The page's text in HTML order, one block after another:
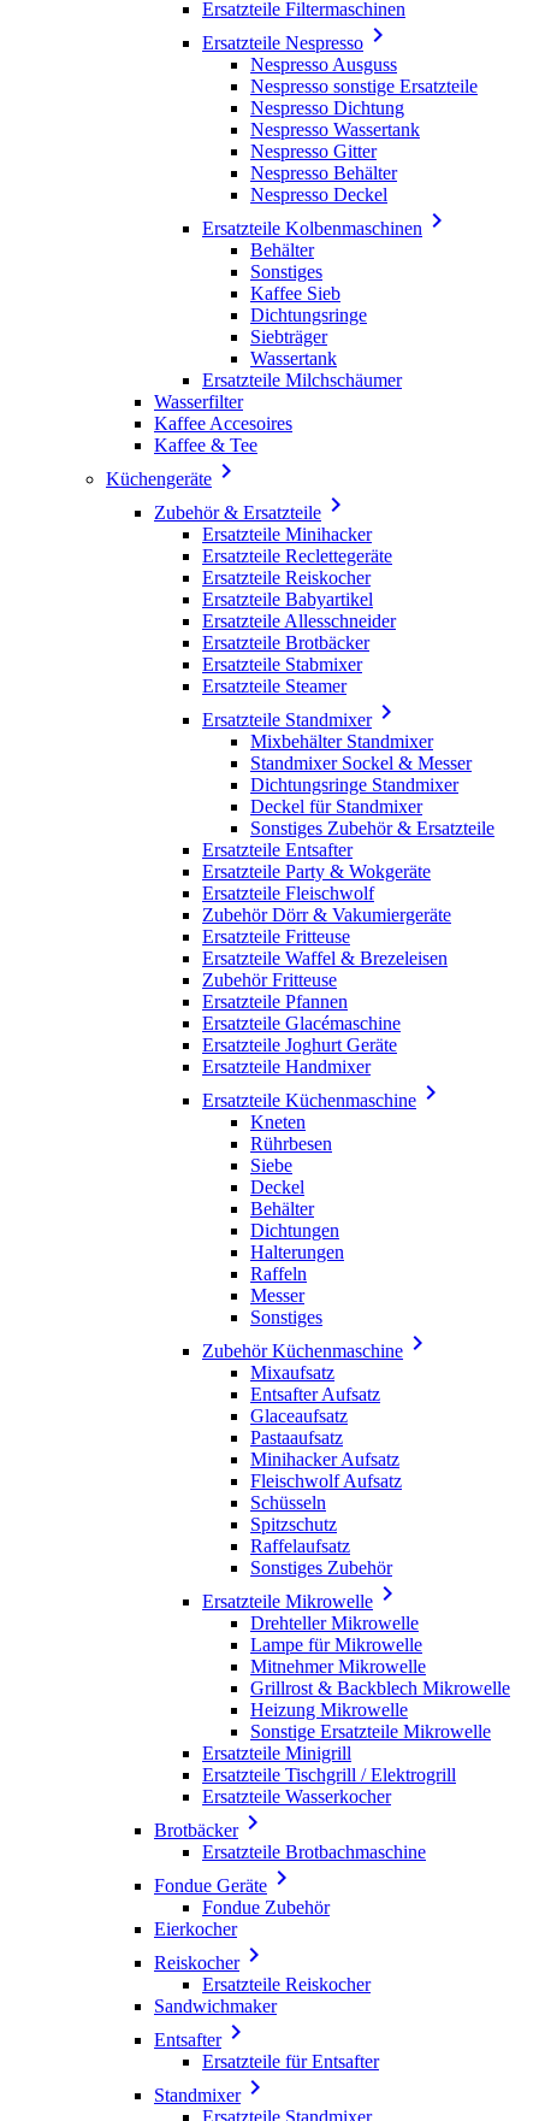
Ersatzteile Filtermaschinen
Ersatzteile Nespresso 
Nespresso Ausguss
Nespresso sonstige Ersatzteile
Nespresso Dichtung
Nespresso Wassertank
Nespresso Gitter
Nespresso Behälter
Nespresso Deckel
Ersatzteile Kolbenmaschinen 
Behälter
Sonstiges
Kaffee Sieb
Dichtungsringe
Siebträger
Wassertank
Ersatzteile Milchschäumer
Wasserfilter
Kaffee Accesoires
Kaffee & Tee
Küchengeräte 
Zubehör & Ersatzteile 
Ersatzteile Minihacker
Ersatzteile Reclettegeräte
Ersatzteile Reiskocher
Ersatzteile Babyartikel
Ersatzteile Allesschneider
Ersatzteile Brotbäcker
Ersatzteile Stabmixer
Ersatzteile Steamer
Ersatzteile Standmixer
Mixbehälter Standmixer
Standmixer Sockel & Messer
Dichtungsringe Standmixer
Deckel für Standmixer
Sonstiges Zubehör & Ersatzteile
Ersatzteile Entsafter
Ersatzteile Party & Wokgeräte
Ersatzteile Fleischwolf
Zubehör Dörr & Vakumiergeräte
Ersatzteile Fritteuse
Ersatzteile Waffel & Brezeleisen
Zubehör Fritteuse
Ersatzteile Pfannen
Ersatzteile Glacémaschine
Ersatzteile Joghurt Geräte
Ersatzteile Handmixer
Ersatzteile Küchenmaschine 
Kneten
Rührbesen
Siebe
Deckel
Behälter
Dichtungen
Halterungen
Raffeln
Messer
Sonstiges
Zubehör Küchenmaschine 
Mixaufsatz
Entsafter Aufsatz
Glaceaufsatz
Pastaaufsatz
Minihacker Aufsatz
Fleischwolf Aufsatz
Schüsseln
Spitzschutz
Raffelaufsatz
Sonstiges Zubehör
Ersatzteile Mikrowelle 
Drehteller Mikrowelle
Lampe für Mikrowelle
Mitnehmer Mikrowelle
Grillrost & Backblech Mikrowelle
Heizung Mikrowelle
Sonstige Ersatzteile Mikrowelle
Ersatzteile Minigrill
Ersatzteile Tischgrill / Elektrogrill
Ersatzteile Wasserkocher
Brotbäcker
Ersatzteile Brotbachmaschine
Fondue Geräte 
Fondue Zubehör
Eierkocher
Reiskocher
Ersatzteile Reiskocher
Sandwichmaker
Entsafter
Ersatzteile für Entsafter
Standmixer
Ersatzteile Standmixer